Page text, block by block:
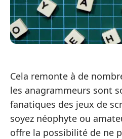
Cela remonte à de
les anagrammeurs sont
fanatiques des jeux de
soyez néophyte ou
offre la possibilité de ne